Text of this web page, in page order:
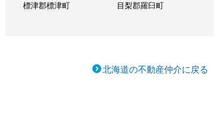
標津郡標津町 目梨郡羅臼町
北海道の不動産仲介に戻る